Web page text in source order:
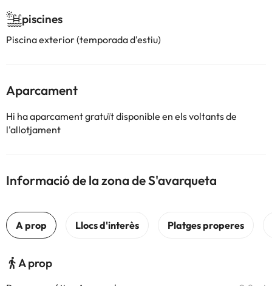
piscines
Piscina exterior (temporada d'estiu)
Aparcament
Hi ha aparcament gratuït disponible en els voltants de
l'allotjament
Informació de la zona de S'avarqueta
A prop